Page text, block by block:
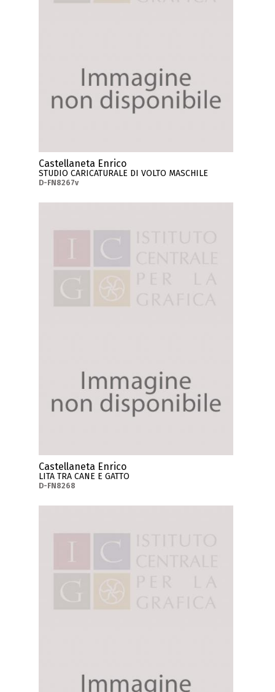
Castellaneta Enrico
STUDIO CARICATURALE DI VOLTO MASCHILE
D-FN8267v
Castellaneta Enrico
LITA TRA CANE E GATTO
D-FN8268